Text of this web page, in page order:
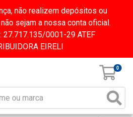
não realizem depósitos ou
sejam a nossa conta oficial.
27.717.135/0001-29 ATEF
EIRELI
0